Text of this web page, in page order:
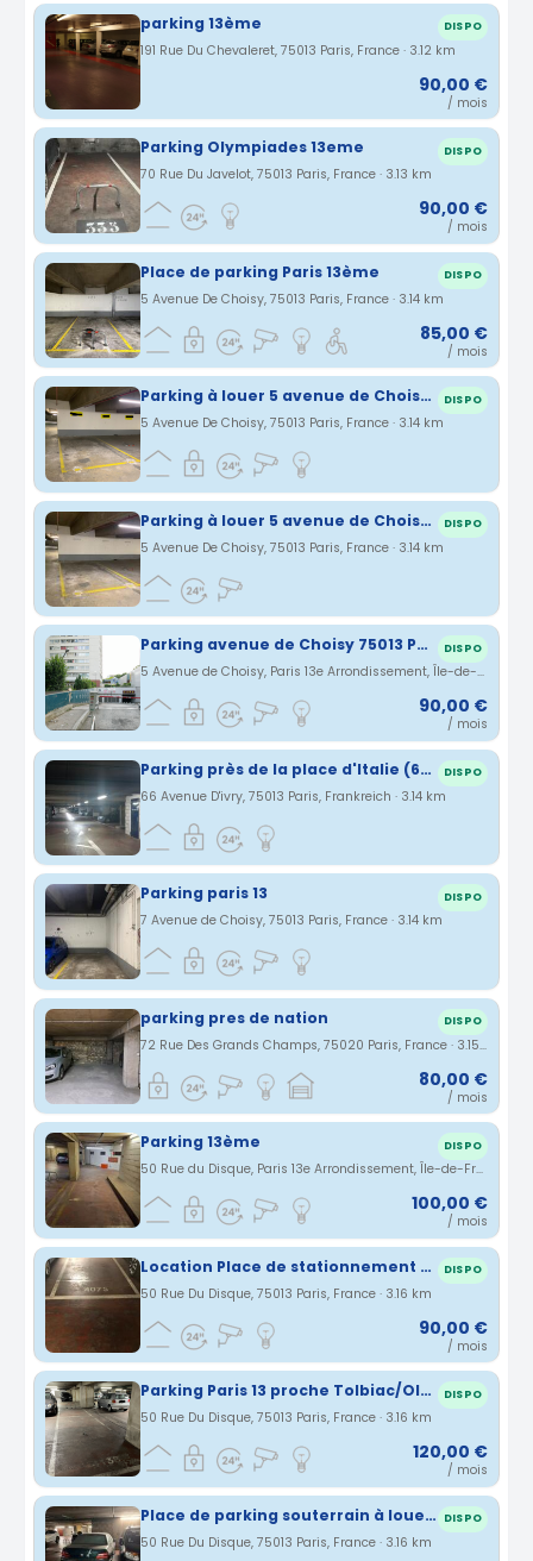
parking 13ème DISPO
191 Rue Du Chevaleret, 75013 Paris, France · 3.12 km
90,00 €
/ mois
Parking Olympiades 13eme DISPO
70 Rue Du Javelot, 75013 Paris, France · 3.13 km
90,00 €
/ mois
Place de parking Paris 13ème DISPO
5 Avenue De Choisy, 75013 Paris, France · 3.14 km
85,00 €
/ mois
Parking à louer 5 avenue de Choisy- Paris DISPO
5 Avenue De Choisy, 75013 Paris, France · 3.14 km
Parking à louer 5 avenue de Choisy- Paris DISPO
5 Avenue De Choisy, 75013 Paris, France · 3.14 km
Parking avenue de Choisy 75013 Paris DISPO
5 Avenue de Choisy, Paris 13e Arrondissement, Île-de-France, France · 3.14 km
90,00 €
/ mois
Parking près de la place d'Italie (66 avenue d'Ivry) en sous-terrain DISPO
66 Avenue D'ivry, 75013 Paris, Frankreich · 3.14 km
Parking paris 13 DISPO
7 Avenue de Choisy, 75013 Paris, France · 3.14 km
parking pres de nation DISPO
72 Rue Des Grands Champs, 75020 Paris, France · 3.15 km
80,00 €
/ mois
Parking 13ème DISPO
50 Rue du Disque, Paris 13e Arrondissement, Île-de-France, France · 3.15 km
100,00 €
/ mois
Location Place de stationnement 90€ DISPO
50 Rue Du Disque, 75013 Paris, France · 3.16 km
90,00 €
/ mois
Parking Paris 13 proche Tolbiac/Olympiades DISPO
50 Rue Du Disque, 75013 Paris, France · 3.16 km
120,00 €
/ mois
Place de parking souterrain à louer, située au 50 rue du Disque, sous la Tour Helsinki dans le 13ème arrondissement de Paris DISPO
50 Rue Du Disque, 75013 Paris, France · 3.16 km